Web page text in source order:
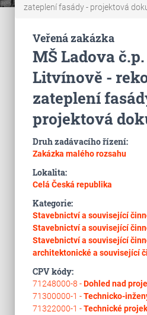
zateplení fasády - projektová
Veřená zakázka
MŠ Ladova č.p.
Litvínově -
zateplení
projektová
Druh zadávacího řízení:
Zakázka malého rozsahu
Lokalita:
Celá Česká republika
Kategorie:
Stavebnictví a související
Stavebnictví a související
Stavebnictví a související
architektonické a související
CPV kódy:
71248000-8 -Dohled nad
71300000-1 -Technicko-
71322000-1 -Technické